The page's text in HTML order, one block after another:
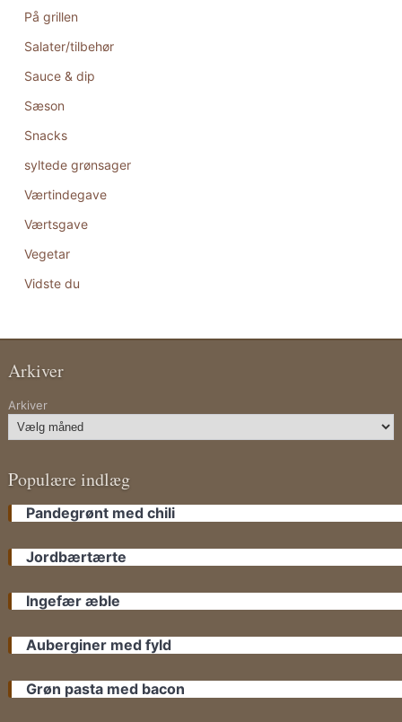
På grillen
Salater/tilbehør
Sauce & dip
Sæson
Snacks
syltede grønsager
Værtindegave
Værtsgave
Vegetar
Vidste du
Arkiver
Arkiver
Populære indlæg
Pandegrønt med chili
Jordbærtærte
Ingefær æble
Auberginer med fyld
Grøn pasta med bacon